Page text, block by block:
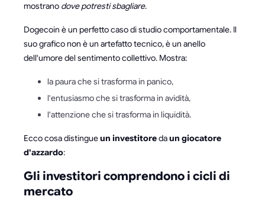
mostrano dove potresti sbagliare.
Dogecoin è un perfetto caso di studio comportamentale. Il
suo grafico non è un artefatto tecnico, è un anello
dell'umore del sentimento collettivo. Mostra:
la paura che si trasforma in panico,
l'entusiasmo che si trasforma in avidità,
l'attenzione che si trasforma in liquidità.
Ecco cosa distingueun investitoredaun giocatore
d'azzardo:
Gli investitori comprendono i cicli di
mercato